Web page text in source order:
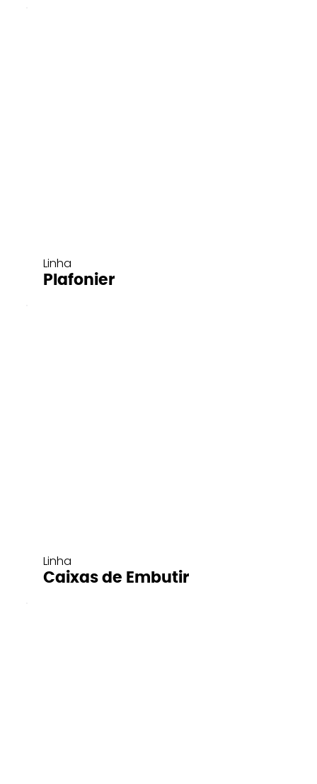
Linha
Plafonier
Linha
Caixas de Embutir